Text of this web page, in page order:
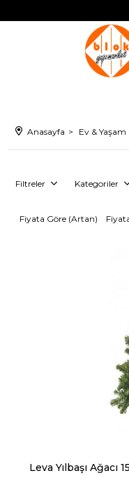
Anasayfa Ev & Yaşam
Filtreler Kategoriler
Fiyata Göre (Artan)
Leva Yılbaşı Ağacı